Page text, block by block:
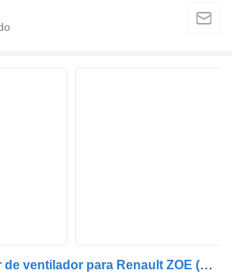
272702761R motor de ventilador para Renault ZOE (BFM_) | 12 coche